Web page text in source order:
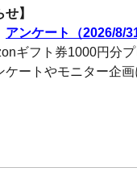
】
アンケート（2026/8/
ギフト券1000円分プ
ートやモニター企